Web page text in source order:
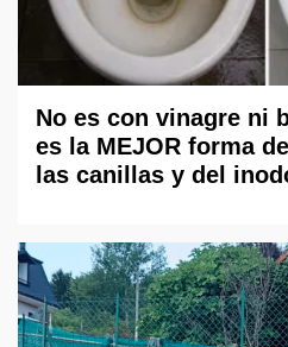
No es con vinagre ni
es la MEJOR forma
las canillas y del